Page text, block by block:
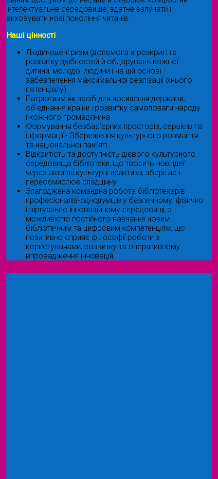
інтелектуальне середовище, здатне залучати і
виховувати нові покоління читачів.
Наші цінності
Людиноцентризм (допомога в розкриті та
розвитку здібностей й обдарувань кожної
дитини, молодої людини і на цій основі
забезпечення максимальної реалізації їхнього
потенціалу)
Патріотизм як засіб для посилення держави,
об'єднання країни і розвитку самоповаги народу
і кожного громадянина
Формування безбар’єрних просторів, сервісів та
інформації - Збереження культурного розмаїття
та національної пам’яті
Відкритість та доступність дієвого культурного
середовища бібліотеки, що творить нові ідеї
через активні культурні практики, зберігає і
переосмислює спадщину
Злагоджена командна робота бібліотекарів
професіоналів-однодумців у безпечному, фізично
і віртуально інноваційному середовищі, з
можливістю постійного навчання новим
бібліотечним та цифровим компетенціям, що
позитивно сприяє філософії роботи з
користувачами, розвитку та оперативному
впровадження інновацій.